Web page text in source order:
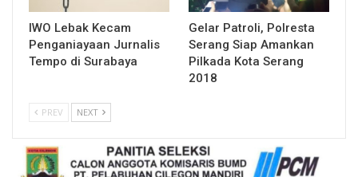
IWO Lebak Kecam
Penganiayaan Jurnalis
Tempo di Surabaya
Gelar Patroli, Polresta
Serang Siap Amankan
Pilkada Kota Serang
2018
PREV NEXT